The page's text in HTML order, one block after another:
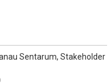
Sentarum, Stakeholder